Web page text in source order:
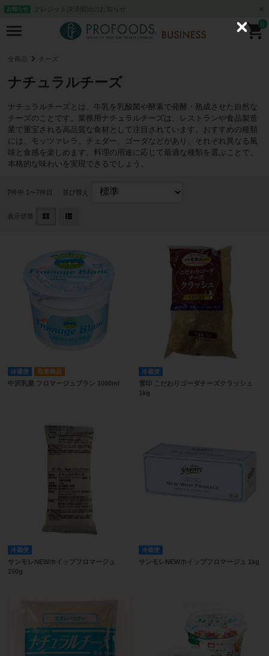
お知らせ クレジット決済開始のお知らせ
0
全商品 チーズ
ナチュラルチーズ
ナチュラルチーズとは、牛乳を乳酸菌や酵素で発酵・熟成させた自然な
チーズのことです。業務用ナチュラルチーズは、レストランや食品製造
業で重宝される高品質な食材として注目されています。おすすめの種類
には、モッツァレラ、チェダー、ゴーダなどがあり、それぞれ異なる風
味と食感を楽しめます。料理の用途に応じて最適な種類を選ぶことで、
本格的な味わいを実現できるでしょう。
7件中 1〜7件目 並び替え
表示切替
冷蔵便 取寄商品
中沢乳業 フロマージュブラン 1000ml
冷蔵便
雪印 こだわりゴーダチーズクラッシュ
1kg
冷蔵便
サンモレNEWホイップフロマージュ
150g
冷蔵便
サンモレNEWホイップフロマージュ 1kg
C